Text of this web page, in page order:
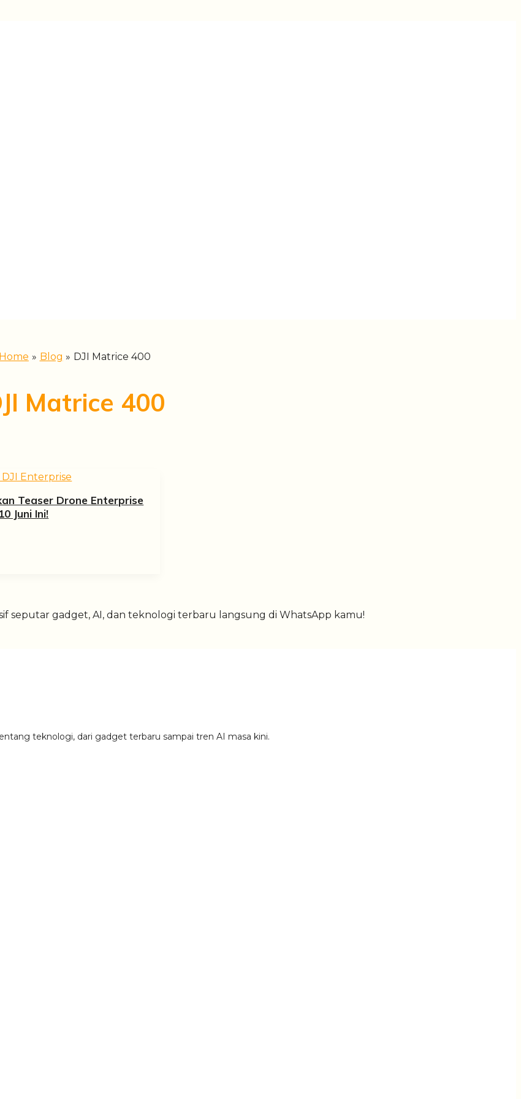
Home Blog DJI Matrice 400
Matrice 400
Teaser Drone Enterprise
Juni Ini!
seputar gadget, AI, dan teknologi terbaru langsung di WhatsApp kamu!
teknologi, dari gadget terbaru sampai tren AI masa kini.